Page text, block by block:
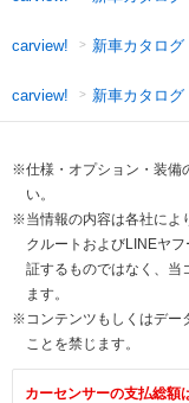
carview! 新車カタログ
carview! 新車カタログ
※仕様・オプション・装備
い。
※当情報の内容は各社によ
クルートおよびLINEヤ
証するものではなく、当
ます。
※コンテンツもしくはデー
ことを禁じます。
カーセンサーの支払総額